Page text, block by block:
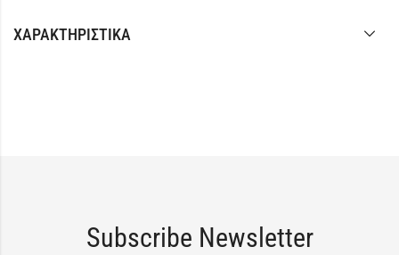
ΧΑΡΑΚΤΗΡΙΣΤΙΚΆ
Subscribe Newsletter